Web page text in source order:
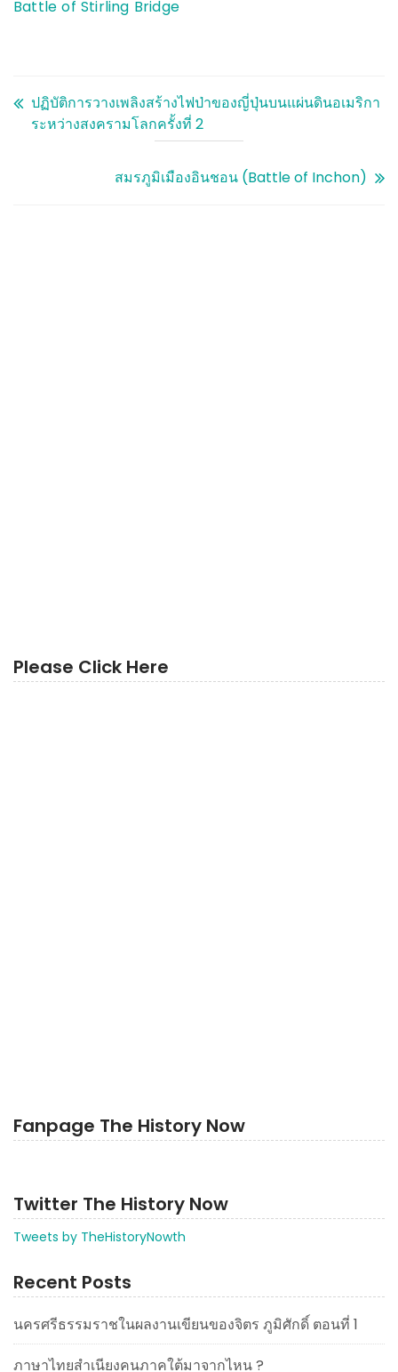
Battle of Stirling Bridge
ปฏิบัติการวางเพลิงสร้างไฟป่าของญี่ปุ่นบนแผ่นดินอเมริกา
ระหว่างสงครามโลกครั้งที่ 2
สมรภูมิเมืองอินชอน (Battle of Inchon)
Please Click Here
Fanpage The History Now
Twitter The History Now
Tweets by TheHistoryNowth
Recent Posts
นครศรีธรรมราชในผลงานเขียนของจิตร ภูมิศักดิ์ ตอนที่ 1
ภาษาไทยสำเนียงคนภาคใต้มาจากไหน ?